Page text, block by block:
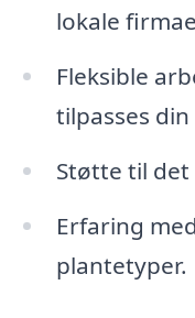
lokale
Fleksible
tilpasses din
Støtte til det
Erfaring
plantetyper.